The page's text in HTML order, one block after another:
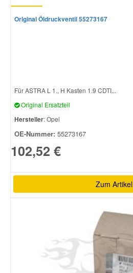
Original Öldruckventil 55273167
Für ASTRA L 1., H Kasten 1.9 CDTI...
Original Ersatzteil
Hersteller: Opel
OE-Nummer: 55273167
102,52 €
Zum Artikel